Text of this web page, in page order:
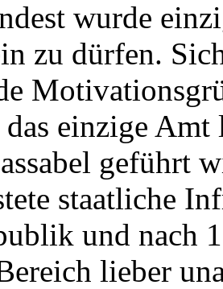
wurde
zu dürfen.
einzige Amt
geführt
staatliche
und nach
lieber